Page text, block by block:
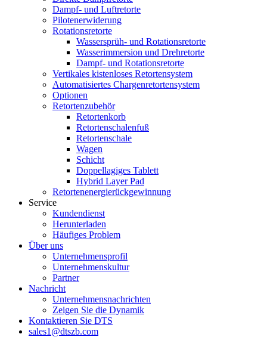
Dampf- und Luftretorte
Pilotenerwiderung
Rotationsretorte
Wassersprüh- und Rotationsretorte
Wasserimmersion und Drehretorte
Dampf- und Rotationsretorte
Vertikales kistenloses Retortensystem
Automatisiertes Chargenretortensystem
Optionen
Retortenzubehör
Retortenkorb
Retortenschalenfuß
Retortenschale
Wagen
Schicht
Doppellagiges Tablett
Hybrid Layer Pad
Retortenenergierückgewinnung
Service
Kundendienst
Herunterladen
Häufiges Problem
Über uns
Unternehmensprofil
Unternehmenskultur
Partner
Nachricht
Unternehmensnachrichten
Zeigen Sie die Dynamik
Kontaktieren Sie DTS
sales1@dtszb.com